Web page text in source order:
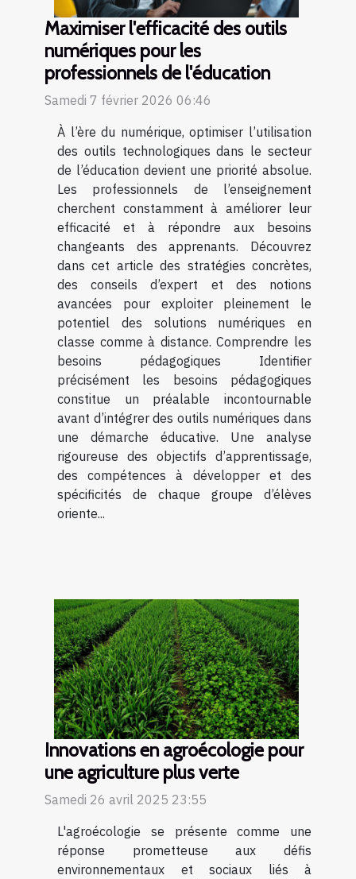
Maximiser l'efficacité des outils
numériques pour les
professionnels de l'éducation
Samedi 7 février 2026 06:46
À l’ère du numérique, optimiser l’utilisation
des outils technologiques dans le secteur
de l’éducation devient une priorité absolue.
Les professionnels de l’enseignement
cherchent constamment à améliorer leur
efficacité et à répondre aux besoins
changeants des apprenants. Découvrez
dans cet article des stratégies concrètes,
des conseils d’expert et des notions
avancées pour exploiter pleinement le
potentiel des solutions numériques en
classe comme à distance. Comprendre les
besoins pédagogiques Identifier
précisément les besoins pédagogiques
constitue un préalable incontournable
avant d’intégrer des outils numériques dans
une démarche éducative. Une analyse
rigoureuse des objectifs d’apprentissage,
des compétences à développer et des
spécificités de chaque groupe d’élèves
oriente...
Innovations en agroécologie pour
une agriculture plus verte
Samedi 26 avril 2025 23:55
L'agroécologie se présente comme une
réponse prometteuse aux défis
environnementaux et sociaux liés à